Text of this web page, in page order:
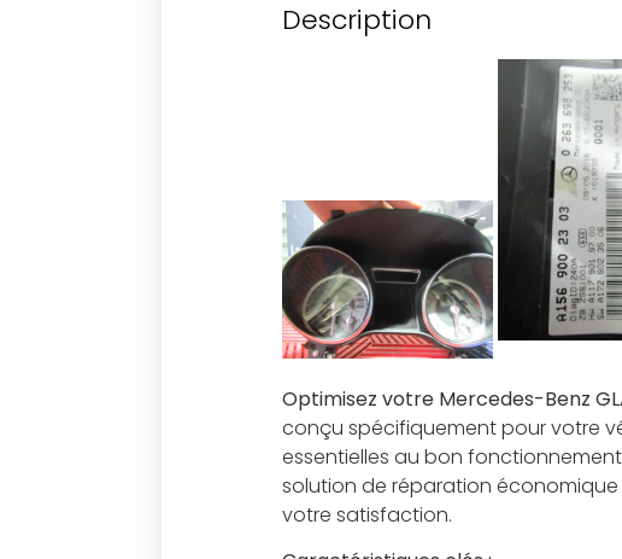
Description
Optimisez votre Mercedes-Benz
conçu spécifiquement pour votre
essentielles au bon
solution de réparation
votre satisfaction.